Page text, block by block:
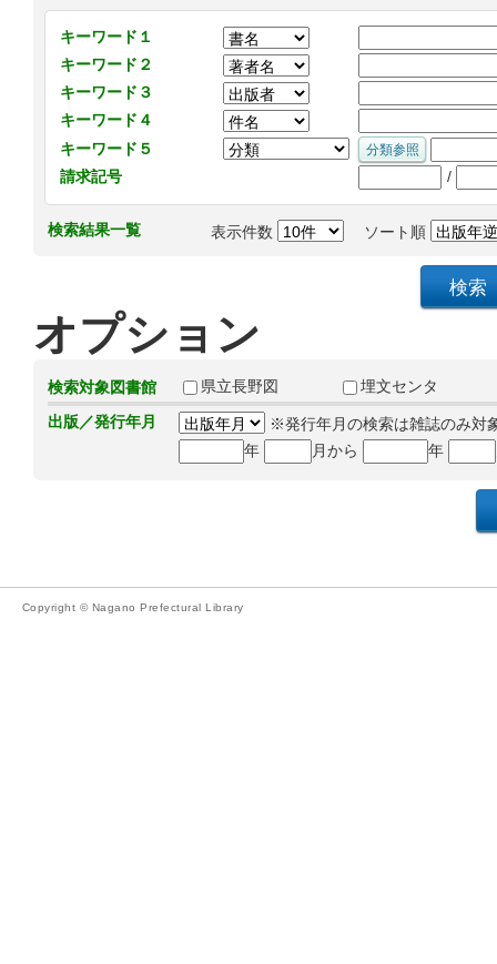
キーワード１
キーワード２
キーワード３
キーワード４
キーワード５
請求記号
/
検索結果一覧 表示件数 ソート順
オプション
検索対象図書館 県立長野図
埋文センタ
出版／発行年月
※発行年月の検索は雑誌のみ対
年
月から 年
Copyright © Nagano Prefectural Library